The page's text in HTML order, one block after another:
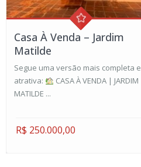
Casa À Venda – Jardim
Matilde
Segue uma versão mais completa e
atrativa:
CASA À VENDA | JARDIM
MATILDE ...
R$ 250.000,00